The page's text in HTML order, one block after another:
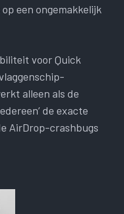
een ongemakkelijk
voor Quick
alleen als de
de exacte
AirDrop-crashbugs